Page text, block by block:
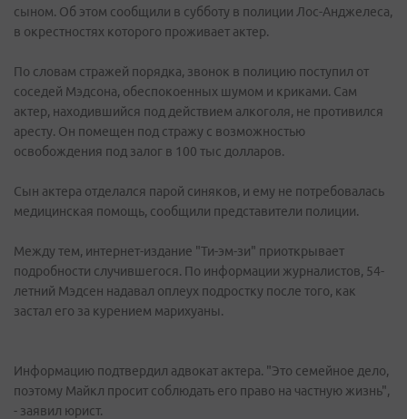
сыном. Об этом сообщили в субботу в полиции Лос-Анджелеса,
в окрестностях которого проживает актер.
По словам стражей порядка, звонок в полицию поступил от
соседей Мэдсона, обеспокоенных шумом и криками. Сам
актер, находившийся под действием алкоголя, не противился
аресту. Он помещен под стражу с возможностью
освобождения под залог в 100 тыс долларов.
Сын актера отделался парой синяков, и ему не потребовалась
медицинская помощь, сообщили представители полиции.
Между тем, интернет-издание "Ти-эм-зи" приоткрывает
подробности случившегося. По информации журналистов, 54-
летний Мэдсен надавал оплеух подростку после того, как
застал его за курением марихуаны.
Информацию подтвердил адвокат актера. "Это семейное дело,
поэтому Майкл просит соблюдать его право на частную жизнь",
- заявил юрист.